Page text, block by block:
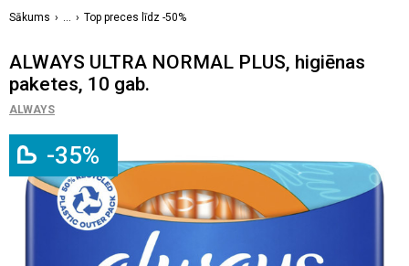
Sākums Top preces līdz -50%
ALWAYS ULTRA NORMAL PLUS, higiēnas
paketes, 10 gab.
ALWAYS
-35%